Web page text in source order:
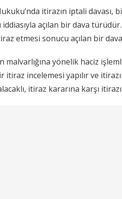
itirazın iptali
iddiasıyla açılan bir dava
etmesi sonucu açılan bir
malvarlığına yönelik haciz
itiraz incelemesi yapılır ve
itiraz kararına karşı